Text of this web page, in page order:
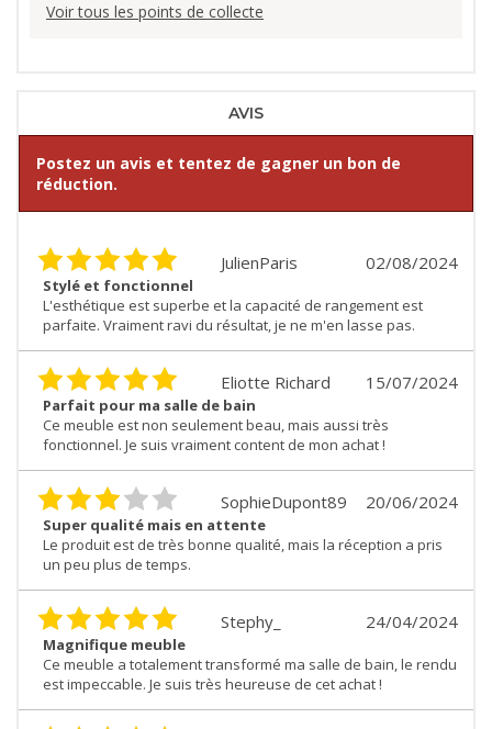
Voir tous les points de collecte
AVIS
Postez un avis et tentez de gagner un bon de
réduction.
02/08/2024
JulienParis
Stylé et fonctionnel
L'esthétique est superbe et la capacité de rangement est
parfaite. Vraiment ravi du résultat, je ne m'en lasse pas.
15/07/2024
Eliotte Richard
Parfait pour ma salle de bain
Ce meuble est non seulement beau, mais aussi très
fonctionnel. Je suis vraiment content de mon achat !
20/06/2024
SophieDupont89
Super qualité mais en attente
Le produit est de très bonne qualité, mais la réception a pris
un peu plus de temps.
24/04/2024
Stephy_
Magnifique meuble
Ce meuble a totalement transformé ma salle de bain, le rendu
est impeccable. Je suis très heureuse de cet achat !